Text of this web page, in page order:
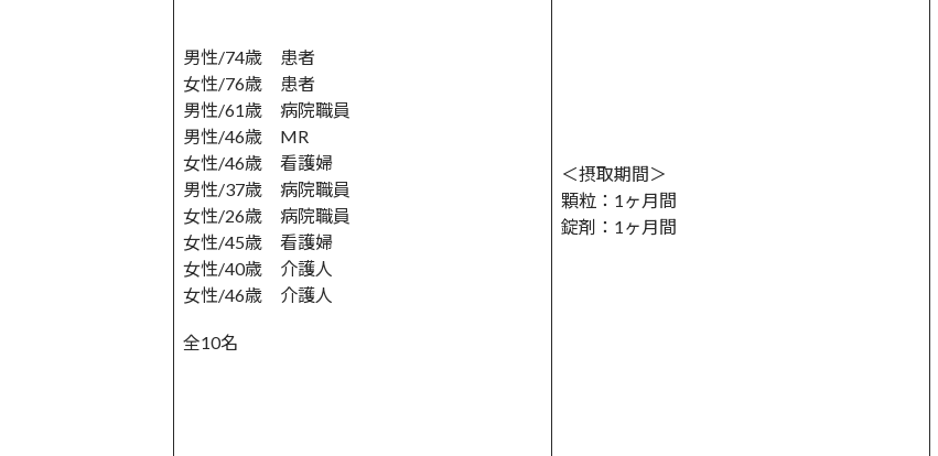
男性/74歳 患者
女性/76歳 患者
男性/61歳 病院職員
男性/46歳 MR
女性/46歳 看護婦
男性/37歳 病院職員
女性/26歳 病院職員
女性/45歳 看護婦
女性/40歳 介護人
女性/46歳 介護人
全10名
＜摂取期間＞
顆粒：1ヶ月間
錠剤：1ヶ月間